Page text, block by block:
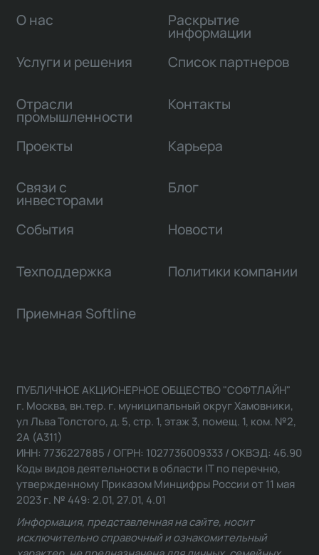
О нас
Услуги и решения
Отрасли
промышленности
Проекты
Связи с
инвесторами
Раскрытие
информации
Список партнеров
Контакты
Карьера
Блог
События Новости
Техподдержка Политики компании
Приемная Softline
ПУБЛИЧНОЕ АКЦИОНЕРНОЕ ОБЩЕСТВО "СОФТЛАЙН"
г. Москва, вн.тер. г. муниципальный округ Хамовники,
ул Льва Толстого, д. 5, стр. 1, этаж 3, помещ. 1, ком. №2,
2А (А311)
ИНН: 7736227885 / ОГРН: 1027736009333 / ОКВЭД: 46.90
Коды видов деятельности в области IT по перечню,
утвержденному Приказом Минцифры России от 11 мая
2023 г. № 449: 2.01, 27.01, 4.01
Информация, представленная на сайте, носит
исключительно справочный и ознакомительный